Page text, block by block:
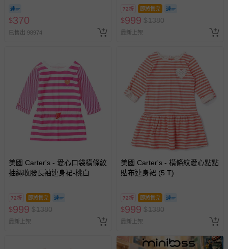
$370
已售出 98974
72折 即將售完
$999 $1380
最新上架
美國 Carter's - 愛心口袋橫條紋
抽繩收腰長袖連身裙-桃白
72折 即將售完
$999 $1380
最新上架
美國 Carter's - 橫條紋愛心點點
貼布連身裙 (5 T)
72折 即將售完
$999 $1380
最新上架